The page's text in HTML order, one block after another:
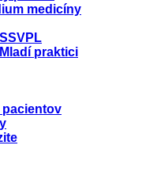
medicíny
praktici
pacientov